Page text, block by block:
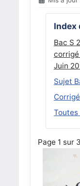
Index
Bac S
Juin
Sujet
Toutes
Page 1 sur 3